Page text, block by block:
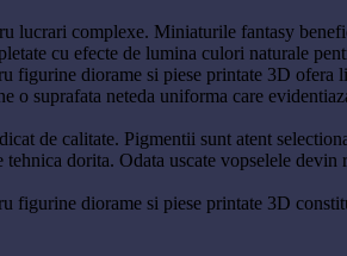
lucrari complexe. Miniaturile fantasy
cu efecte de lumina culori naturale
figurine diorame si piese printate 3D
o suprafata neteda uniforma care
de calitate. Pigmentii sunt atent
dorita. Odata uscate vopselele
figurine diorame si piese printate 3D